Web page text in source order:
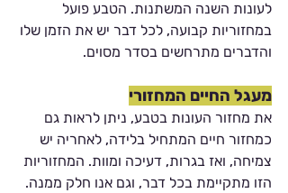
לעונות השנה המשתנות. הטבע פועל
במחזוריות קבועה, לכל דבר יש את הזמן שלו
והדברים מתרחשים בסדר מסוים.
מעגל החיים המחזורי
את מחזור העונות בטבע, ניתן לראות גם
כמחזור חיים המתחיל בלידה, לאחריה יש
צמיחה, ואז בגרות, דעיכה ומוות. המחזוריות
הזו מתקיימת בכל דבר, וגם אנו חלק ממנה.